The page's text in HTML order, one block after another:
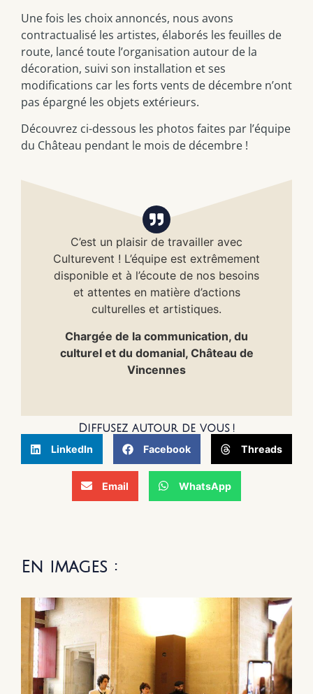
Une fois les choix annoncés, nous avons
contractualisé les artistes, élaborés les feuilles de
route, lancé toute l’organisation autour de la
décoration, suivi son installation et ses
modifications car les forts vents de décembre n’ont
pas épargné les objets extérieurs.
Découvrez ci-dessous les photos faites par l’équipe
du Château pendant le mois de décembre !
C’est un plaisir de travailler avec
Culturevent ! L’équipe est extrêmement
disponible et à l’écoute de nos besoins
et attentes en matière d’actions
culturelles et artistiques.
Chargée de la communication, du
culturel et du domanial, Château de
Vincennes
Diffusez autour de vous !
LinkedIn Facebook Threads
Email WhatsApp
En images :